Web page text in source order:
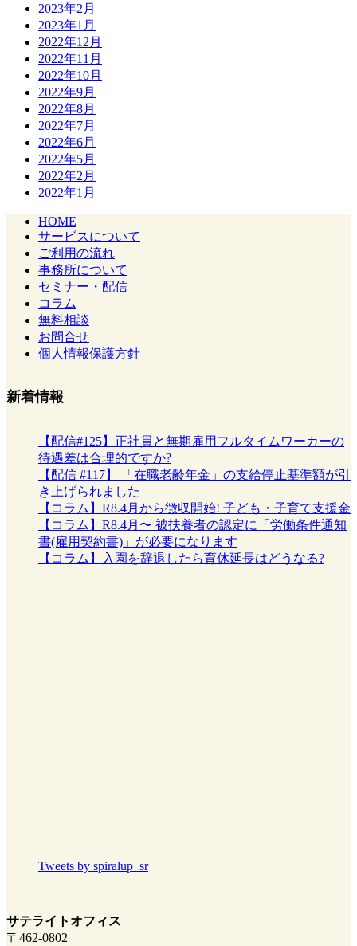
2023年2月
2023年1月
2022年12月
2022年11月
2022年10月
2022年9月
2022年8月
2022年7月
2022年6月
2022年5月
2022年2月
2022年1月
HOME
サービスについて
ご利用の流れ
事務所について
セミナー・配信
コラム
無料相談
お問合せ
個人情報保護方針
新着情報
【配信#125】正社員と無期雇用フルタイムワーカーの
待遇差は合理的ですか?
【配信 #117】 「在職老齢年金」の支給停止基準額が引
き上げられました
【コラム】R8.4月から徴収開始! 子ども・子育て支援金
【コラム】R8.4月〜 被扶養者の認定に「労働条件通知
書(雇用契約書)」が必要になります
【コラム】入園を辞退したら育休延長はどうなる?
Tweets by spiralup_sr
サテライトオフィス
〒462-0802